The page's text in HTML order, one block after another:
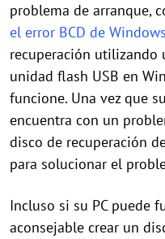
problema de arranque,
el error BCD de
recuperación utilizando
unidad flash USB en
funcione. Una vez que
encuentra con un
disco de recuperación
para solucionar el
Incluso si su PC puede
aconsejable crear un